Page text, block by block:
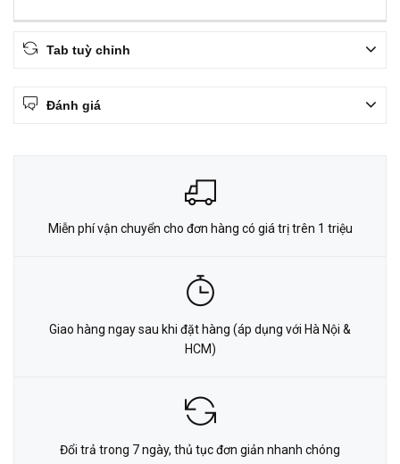
Tab tuỳ chỉnh
Đánh giá
Miễn phí vận chuyển cho đơn hàng có giá trị trên 1 triệu
Giao hàng ngay sau khi đặt hàng (áp dụng với Hà Nội &
HCM)
Đổi trả trong 7 ngày, thủ tục đơn giản nhanh chóng